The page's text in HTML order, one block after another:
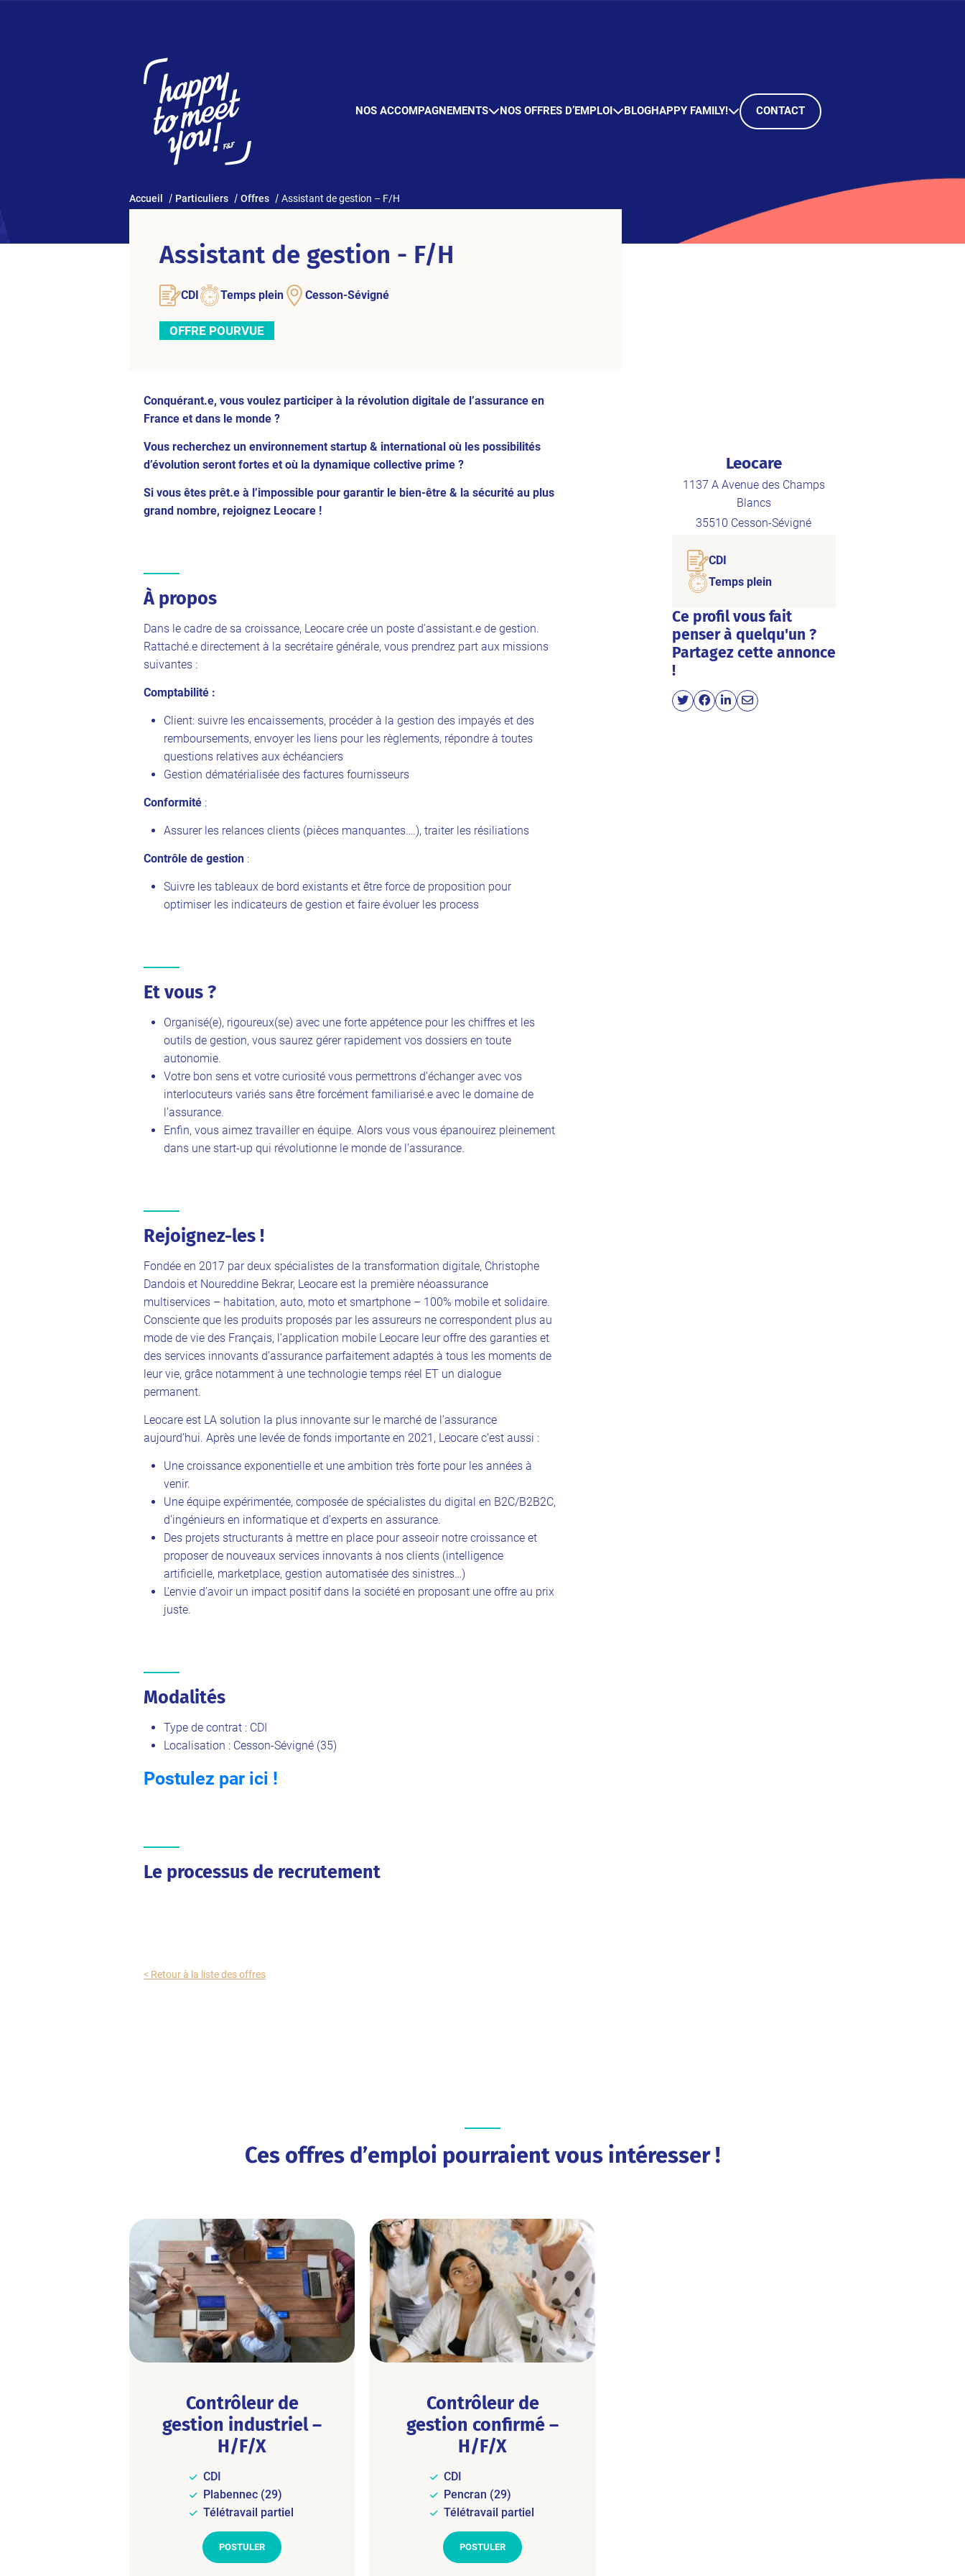
NOS ACCOMPAGNEMENTS NOS OFFRES D’EMPLOI BLOGHAPPY FAMILY! CONTACT
Accueil Particuliers Offres Assistant de gestion – F/H
Assistant de gestion - F/H
CDI Temps plein Cesson-Sévigné
OFFRE POURVUE
Conquérant.e, vous voulez participer à la révolution digitale de l’assurance en
France et dans le monde ?
Vous recherchez un environnement startup & international où les possibilités
d’évolution seront fortes et où la dynamique collective prime ?
Si vous êtes prêt.e à l’impossible pour garantir le bien-être & la sécurité au plus
grand nombre, rejoignez Leocare !
À propos
Dans le cadre de sa croissance, Leocare crée un poste d’assistant.e de gestion.
Rattaché.e directement à la secrétaire générale, vous prendrez part aux missions
suivantes :
Comptabilité :
Client: suivre les encaissements, procéder à la gestion des impayés et des
remboursements, envoyer les liens pour les règlements, répondre à toutes
questions relatives aux échéanciers
Gestion dématérialisée des factures fournisseurs
Conformité :
Assurer les relances clients (pièces manquantes….), traiter les résiliations
Contrôle de gestion :
Suivre les tableaux de bord existants et être force de proposition pour
optimiser les indicateurs de gestion et faire évoluer les process
Et vous ?
Organisé(e), rigoureux(se) avec une forte appétence pour les chiffres et les
outils de gestion, vous saurez gérer rapidement vos dossiers en toute
autonomie.
Votre bon sens et votre curiosité vous permettrons d’échanger avec vos
interlocuteurs variés sans être forcément familiarisé.e avec le domaine de
l’assurance.
Enfin, vous aimez travailler en équipe. Alors vous vous épanouirez pleinement
dans une start-up qui révolutionne le monde de l’assurance.
Rejoignez-les !
Fondée en 2017 par deux spécialistes de la transformation digitale, Christophe
Dandois et Noureddine Bekrar, Leocare est la première néoassurance
multiservices – habitation, auto, moto et smartphone – 100% mobile et solidaire.
Consciente que les produits proposés par les assureurs ne correspondent plus au
mode de vie des Français, l’application mobile Leocare leur offre des garanties et
des services innovants d’assurance parfaitement adaptés à tous les moments de
leur vie, grâce notamment à une technologie temps réel ET un dialogue
permanent.
Leocare est LA solution la plus innovante sur le marché de l’assurance
aujourd’hui. Après une levée de fonds importante en 2021, Leocare c’est aussi :
Une croissance exponentielle et une ambition très forte pour les années à
venir.
Une équipe expérimentée, composée de spécialistes du digital en B2C/B2B2C,
d’ingénieurs en informatique et d’experts en assurance.
Des projets structurants à mettre en place pour asseoir notre croissance et
proposer de nouveaux services innovants à nos clients (intelligence
artificielle, marketplace, gestion automatisée des sinistres…)
L’envie d’avoir un impact positif dans la société en proposant une offre au prix
juste.
Modalités
Type de contrat : CDI
Localisation : Cesson-Sévigné (35)
Postulez par ici !
Le processus de recrutement
< Retour à la liste des offres
Leocare
1137 A Avenue des Champs
Blancs
35510 Cesson-Sévigné
CDI
Temps plein
Ce profil vous fait
penser à quelqu'un ?
Partagez cette annonce
!
Ces offres d’emploi pourraient vous intéresser !
Contrôleur de
gestion industriel –
H/F/X
CDI
Plabennec (29)
Télétravail partiel
POSTULER
Contrôleur de
gestion confirmé –
H/F/X
CDI
Pencran (29)
Télétravail partiel
POSTULER